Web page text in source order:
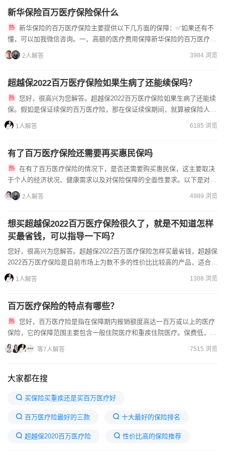
新华保险百万医疗保险保什么
懂，可以加我微信咨询。一、高额的医疗费用保障新华保险的百万医疗保
险保额高达百万，能够有效缓解因重大疾病或意外导致的高额医疗费...
2人解答 3984 浏览
超越保2022百万医疗保险如果生病了还能续保吗？
保。假如是保证续保的百万医疗险，那在保证续保期间，就算被保险人生
病，第二年也还可以无条件续保。但保证续保期间过了，则还要...
1人解答 6185 浏览
有了百万医疗保险还需要再买惠民保吗
于个人的经济状况、健康需求以及对保险保障的全面性要求。以下是对这
一问题的详细分析：✅如果还有不懂，可以加我微信咨询。一、百万...
2人解答 4989 浏览
想买超越保2022百万医疗保险很久了，就是不知道怎样
买最省钱，可以指导一下吗？
您好，很高兴为您解答。超越保2022百万医疗保险怎样买最省钱，超越保
2022百万医疗保险是目前市场上为数不多的性价比比较高的产品，适合有
理财规划的年轻人和有备老养老需求的人群，额度可以...
1人解答 1388 浏览
百万医疗保险的特点有哪些？
保险，它的保障范围主要包含一般住院医疗和重疾住院医疗。保费低，保
额高在杠杆率这一点上，百万医疗险体现的淋漓尽致，保...
等7人解答 7515 浏览
大家都在搜
买保险买重疾还是买百万医疗好
百万医疗险最好的三款 十大最好的保险排名
超越保2020百万医疗险 性价比高的保险推荐